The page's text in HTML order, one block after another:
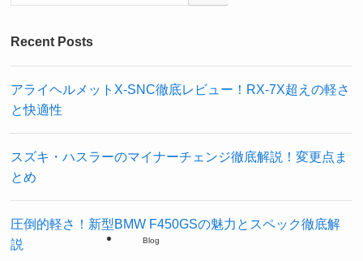
Recent Posts
アライヘルメットX-SNC徹底レビュー！RX-7X超えの軽さ
と快適性
スズキ・ハスラーのマイナーチェンジ徹底解説！変更点ま
とめ
圧倒的軽さ！新型BMW F450GSの魅力とスペック徹底解
説
Blog